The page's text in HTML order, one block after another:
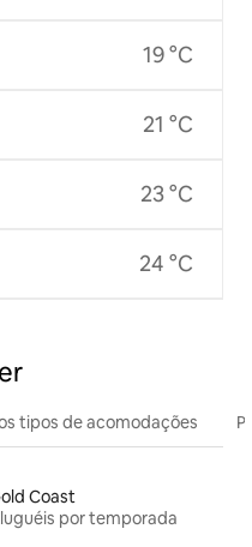
19 °C
21 °C
23 °C
24 °C
tipos de acomodações
Coast
por temporada